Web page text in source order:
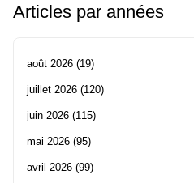
Articles par années
août 2026 (19)
juillet 2026 (120)
juin 2026 (115)
mai 2026 (95)
avril 2026 (99)